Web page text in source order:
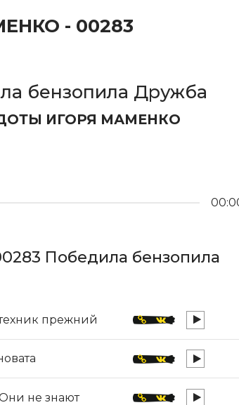
- 00283
бензопила Дружба
ИГОРЯ МАМЕНКО
Победила бензопила
прежний
не знают